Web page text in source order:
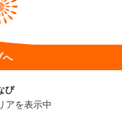
へ
び
アを表示中